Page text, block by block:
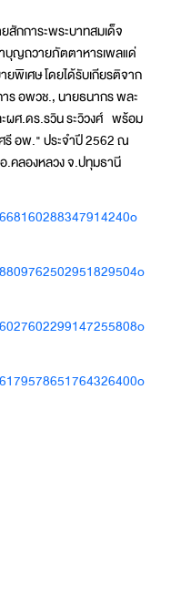
กการะพระบาทสมเด็จ
บุญถวายภัตตาหารเพลแด่
พิเศษ โดยได้รับเกียรติจาก
อพวช., นายธนากร พละ
ผศ.ดร.รวิน ระวิวงศ์ พร้อม
อพ." ประจำปี 2562 ณ
.คลองหลวง จ.ปทุมธานี